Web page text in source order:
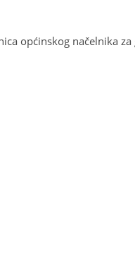
općinskog načelnika